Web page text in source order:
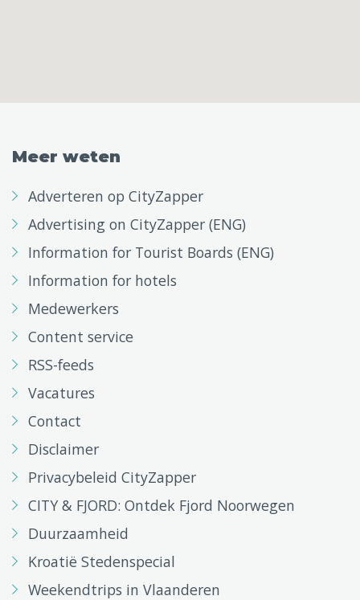
Meer weten
Adverteren op CityZapper
Advertising on CityZapper (ENG)
Information for Tourist Boards (ENG)
Information for hotels
Medewerkers
Content service
RSS-feeds
Vacatures
Contact
Disclaimer
Privacybeleid CityZapper
CITY & FJORD: Ontdek Fjord Noorwegen
Duurzaamheid
Kroatië Stedenspecial
Weekendtrips in Vlaanderen